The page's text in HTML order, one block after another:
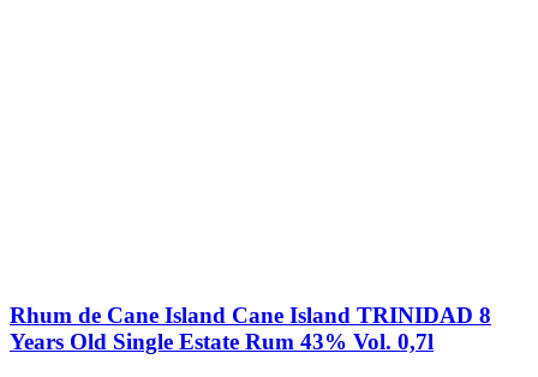
Rhum de Cane Island Cane Island TRINIDAD 8
Years Old Single Estate Rum 43% Vol. 0,7l